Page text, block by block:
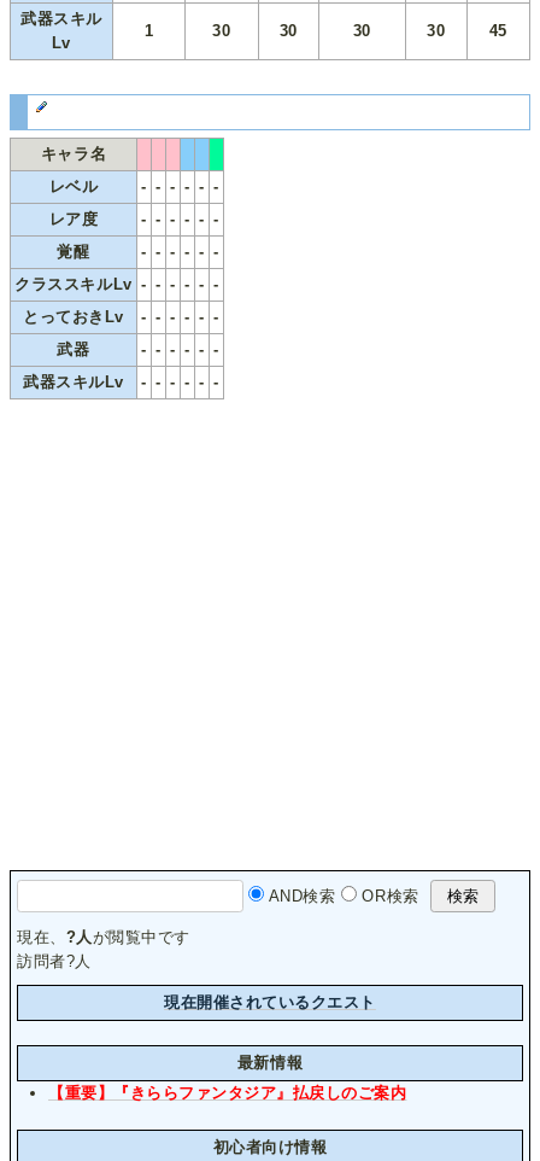
武器スキル
Lv
1 30 30 30 30 45
キャラ名
レベル
- - - - - -
レア度
- - - - - -
覚醒
- - - - - -
クラススキルLv - - - - - -
とっておきLv
- - - - - -
武器
- - - - - -
武器スキルLv
- - - - - -
AND検索 OR検索
現在、 ? 人 が閲覧中です
訪問者? 人
現在開催されているクエスト
最新情報
【重要】『きららファンタジア』払戻しのご案内
初心者向け情報